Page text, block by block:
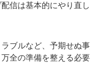
信は基本的にやり直し
ブルなど、予期せぬ
全の準備を整える必要